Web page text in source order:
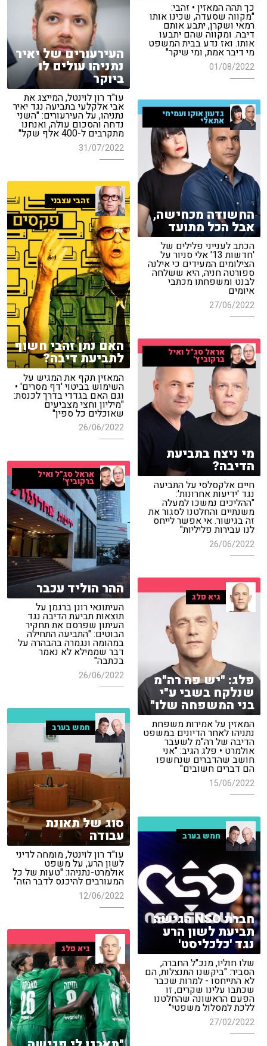
כך תהה המאזין • זהבי:
"מקווה שסעדה, שכינו אותו
רמאי ושקרן, יתבע אותם
דיבה. ומקווה שהם יתבעו
אותו. ואז נדע בבית המשפט
מי דיבר אמת, ומי שיקר"
01/08/2022
העירעורים של יאיר
נתניהו עולים לו
ביוקר
עו"ד רון לוינטל, המייצג את
אבי אלקלעי בתביעה נגד יאיר
נתניהו, על העירעורים: "השני
נדחה והסכום עולה, ואנחנו
מתקרבים ל-400 אלף שקל"
31/07/2022
גדעון אוקו ועמיחי
אתאלי
החשודה מכחישה,
אבל הכל מתועד
הכתב לענייני פלילים של
'חדשות 13' אלי סניור על
הצילומים המעידים כי אילנה
ספורטה חניה, היא ששלחה
לבנט ומשפחתו מכתבי
איומים
27/06/2022
זהבי עצבני
האם נתן זהבי חשוף
לתביעת דיבה?
המאזין תקף את המגיש על
השימוש בביטוי 'דף מסרים' •
וגם האם בגדדי בדרך לכנסת:
"מיליון וחצי מצביעים
שאוכלים כל ספין"
26/06/2022
אראל סג"ל ואיל
ברקוביץ'
מי ניצח בתביעת
הדיבה?
חיים אלקסלסי על התביעה
נגד 'ידיעות אחרונות':
"ההליכים נמשכו למעלה
משנתיים והחלטנו לסגור את
זה בגישור. אי אפשר לייחס
לנו עבירות פליליות"
26/06/2022
אראל סג"ל ואיל
ברקוביץ'
ההר הוליד עכבר
העיתונאי רונן ברגמן על
תוצאות תביעת הדיבה נגד
העיתון שפרסם את תחקיר
הבוטים: "התביעה התחילה
במהומה ונגמרה בהבהרה על
דבר שממילא לא נאמר
בכתבה"
26/06/2022
גיא פלג
פלג: "יש פה רה"מ
שנלקח בשבי ע"י
בני המשפחה שלו"
המאזין על אמירות משפחת
נתניהו לאחר הדיונים במשפט
הדיבה של רה"מ לשעבר
אולמרט • פלג הגיב: "אני
חושב שהדברים שנחשפו
הם דברים חשובים"
15/06/2022
חמש בערב
סוג של תאונת
עבודה
עו"ד רון לוינטל, מומחה לדיני
לשון הרע, על משפט
אולמרט-נתניהו: "טעות של כל
המעורבים להיכנס לדבר הזה"
12/06/2022
חמש בערב
חברת NSO הגישה
תביעת לשון הרע
נגד 'כלכליסט'
שלו חוליו, מנכ"ל החברה,
הסביר: "ביקשנו התנצלות, הם
לא התייחסו - למרות שכבר
שכתבו עלינו שקרים, זו
הפעם הראשונה שהחלטנו
ללכת למסלול משפטי"
27/02/2022
גיא פלג